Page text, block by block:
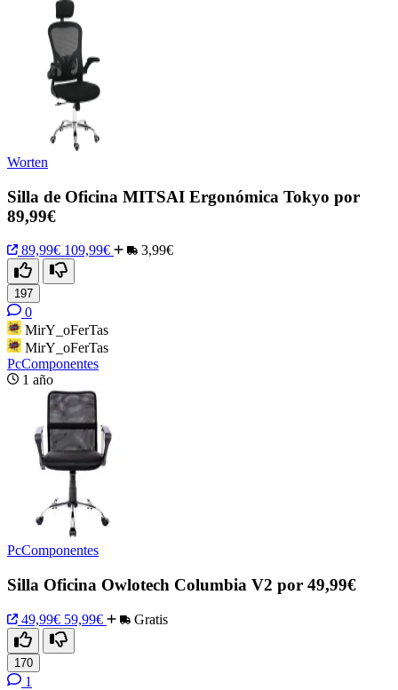
Worten
Silla de Oficina MITSAI Ergonómica Tokyo por
89,99€
89,99€ 109,99€ 3,99€
197
0
MirY_oFerTas
MirY_oFerTas
PcComponentes
1 año
PcComponentes
Silla Oficina Owlotech Columbia V2 por 49,99€
49,99€ 59,99€ Gratis
170
1